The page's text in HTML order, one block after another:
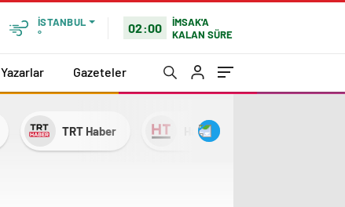
İSTANBUL
°
02:00
İMSAK'A
KALAN SÜRE
Yazarlar Gazeteler
TRT Haber Habertürk